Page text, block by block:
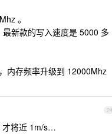
。
新款的写入速度是 5000 多
内存频率升级到 12000Mhz
24
才将近 1m/s…